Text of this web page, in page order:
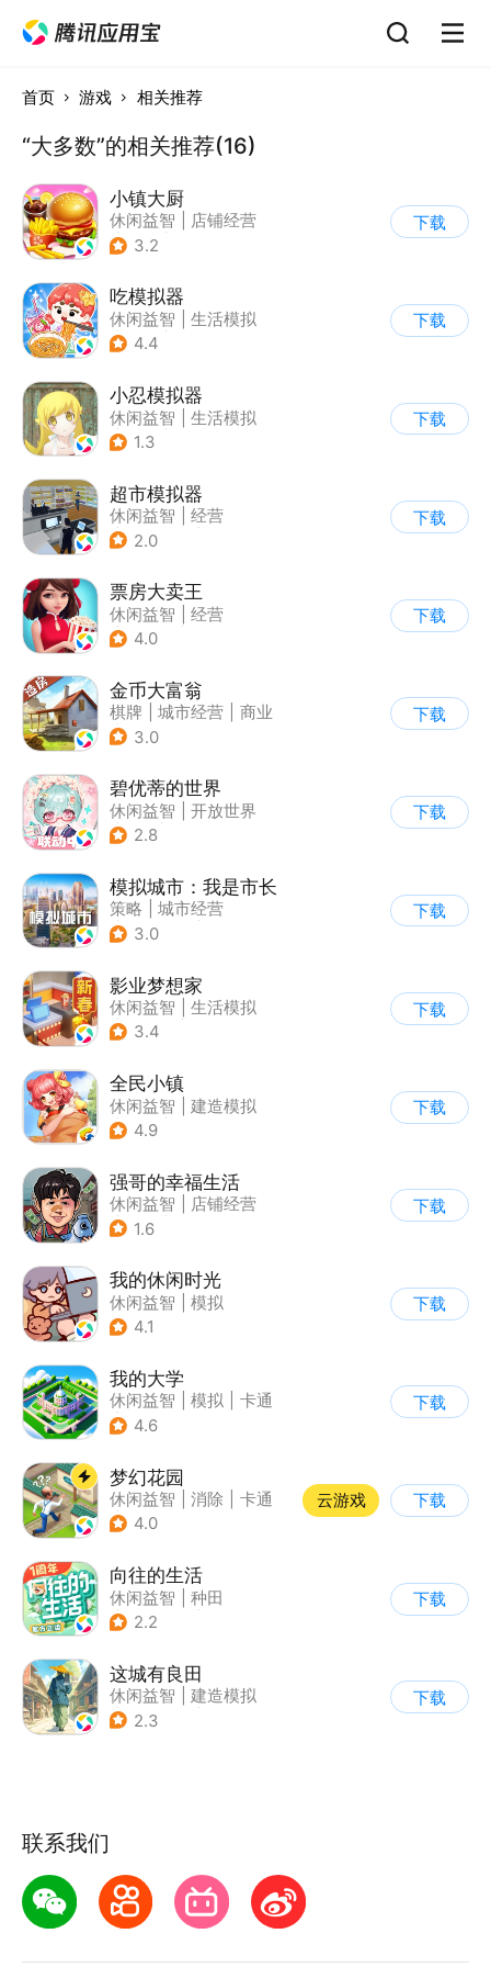
首页 游戏 相关推荐
“大多数”的相关推荐(16)
小镇大厨
休闲益智
店铺经营
| 美食
3.2
下载
吃模拟器
休闲益智
生活模拟
| 美食
4.4
下载
小忍模拟器
休闲益智
生活模拟
| 恋爱
1.3
下载
超市模拟器
休闲益智
经营
| 文字游戏
2.0
下载
票房大卖王
休闲益智
经营
| 演艺圈
4.0
下载
金币大富翁
棋牌 城市经营
商业
| 脑洞
3.0
下载
碧优蒂的世界
休闲益智
开放世界
| Q版
2.8
下载
模拟城市：我是市长
策略
城市经营
| 模拟城市
3.0
下载
影业梦想家
休闲益智
生活模拟
| 演艺圈
3.4
下载
全民小镇
休闲益智
建造模拟
| 卡通
4.9
下载
强哥的幸福生活
休闲益智
店铺经营
| 卡通
1.6
下载
我的休闲时光
休闲益智
模拟
4.1
下载
我的大学
休闲益智 模拟
卡通
| 九游
4.6
下载
梦幻花园
休闲益智 消除
卡通
| 创梦天地
4.0
云游戏 下载
向往的生活
休闲益智
种田
| 影视改编
2.2
下载
这城有良田
休闲益智
建造模拟
| 架空历史
2.3
下载
联系我们